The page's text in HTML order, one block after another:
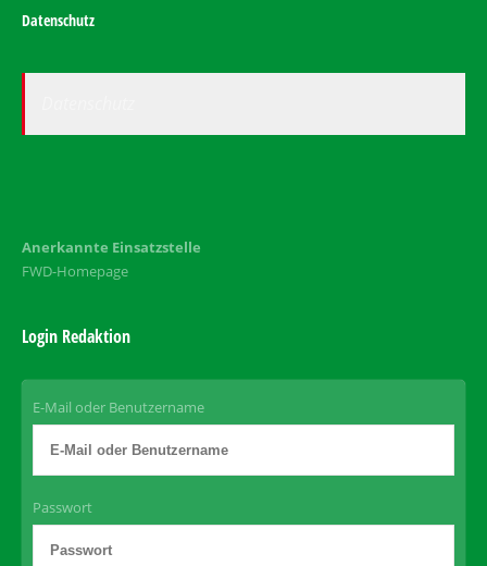
Datenschutz
Anerkannte Einsatzstelle
FWD-Homepage
Login Redaktion
E-Mail oder Benutzername
Passwort